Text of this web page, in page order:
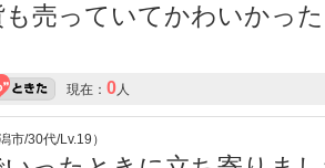
も売っていてかわいかっ
現在： 0人
市/30代/Lv.19）